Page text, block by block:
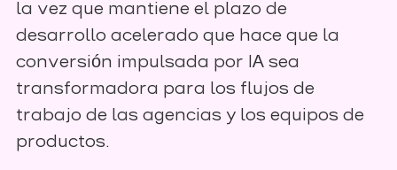
la vez que mantiene el plazo de
desarrollo acelerado que hace que la
conversión impulsada por IA sea
transformadora para los flujos de
trabajo de las agencias y los equipos de
productos.